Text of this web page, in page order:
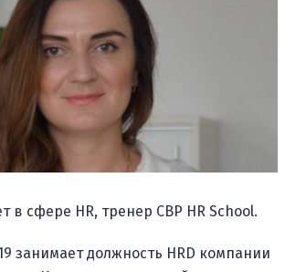
в сфере HR, тренер CBP HR School.
занимает должность HRD компании